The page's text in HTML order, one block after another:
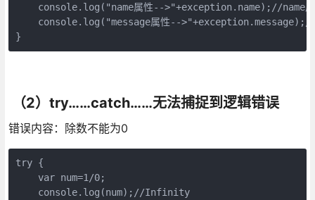
console.log("name属性-->"+exception.name);//name
console.log("message属性--
}
（2）try……catch……无法捕捉到逻辑错误
错误内容：除数不能为0
try {
    var num=1/0;
    console.log(num);//Infinity